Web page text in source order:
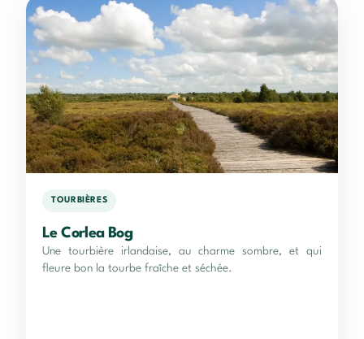
TOURBIÈRES
Le Corlea Bog
Une tourbière irlandaise, au charme sombre, et qui
fleure bon la tourbe fraîche et séchée.